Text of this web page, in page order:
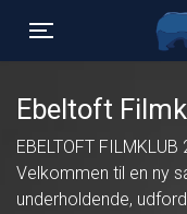
Toggle
Ebeltoft
EBELTOFT
Velkommen til en ny
underholdende,